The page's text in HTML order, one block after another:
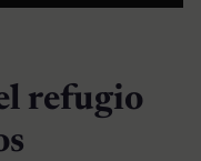
refugio